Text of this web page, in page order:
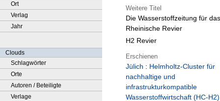
Ort
Verlag
Jahr
Clouds
Schlagwörter
Orte
Autoren / Beteiligte
Verlage
Weitere Titel
Die Wasserstoffzeitung für das
Rheinische Revier
H2 Revier
Erschienen
Jülich : Helmholtz-Cluster für
nachhaltige und
infrastrukturkompatible
Wasserstoffwirtschaft (HC-H2)